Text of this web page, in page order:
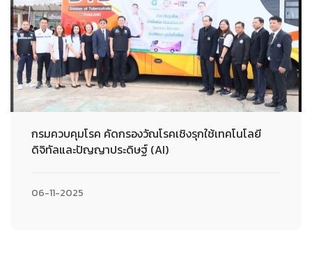
กรมควบคุมโรค คัดกรองวัณโรคเชิงรุกใช้เทคโนโลยี
ดิจิทัลและปัญญาประดิษฐ์ (AI)
06-11-2025